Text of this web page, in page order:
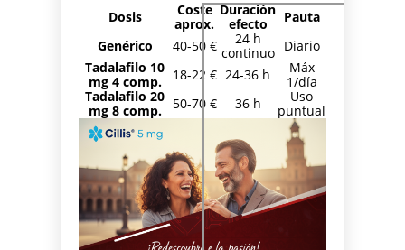
Dosis
Coste
aprox.
Duración
efecto
Pauta
Genérico
40-50 €
24 h
continuo Diario
Tadalafilo 10
mg 4 comp.
18-22 € 24-36 h
Máx
1/día
Tadalafilo 20
mg 8 comp.
50-70 € 36 h
Uso
puntual